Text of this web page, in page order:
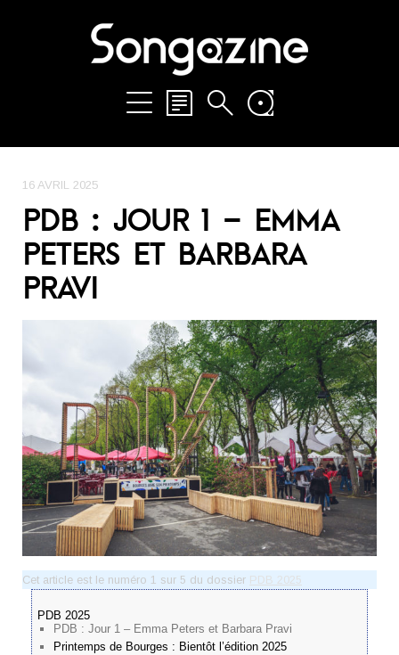
16 AVRIL 2025
PDB : JOUR 1 – EMMA
PETERS ET BARBARA
PRAVI
Cet article est le numéro 1 sur 5 du dossier PDB 2025
PDB 2025
PDB : Jour 1 – Emma Peters et Barbara Pravi
Printemps de Bourges : Bientôt l’édition 2025